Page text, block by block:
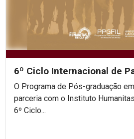
6º Ciclo Internacional de
O Programa de Pós-graduação
parceria com o Instituto
6º Ciclo...